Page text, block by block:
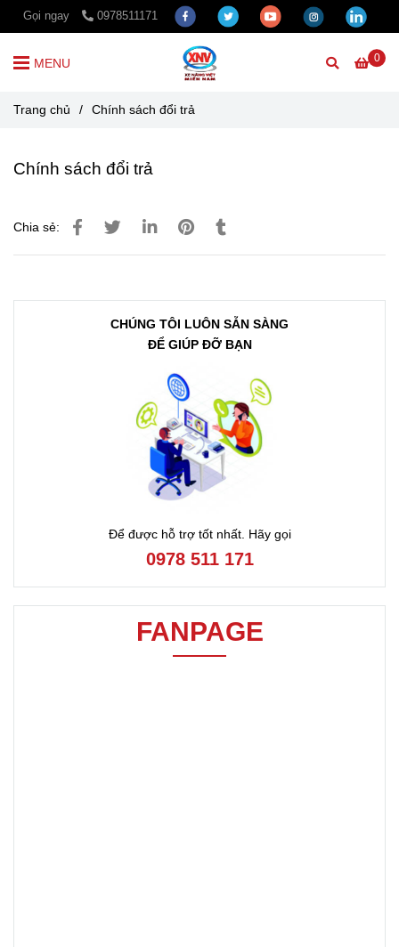
Gọi ngay 0978511171
0
MENU
Trang chủ / Chính sách đổi trả
Chính sách đổi trả
Chia sẻ:
CHÚNG TÔI LUÔN SẴN SÀNG
ĐỂ GIÚP ĐỠ BẠN
Để được hỗ trợ tốt nhất. Hãy gọi
0978 511 171
FANPAGE